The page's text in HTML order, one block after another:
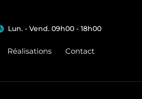
Réalisations Contact
Lun. - Vend. 09h00 - 18h00